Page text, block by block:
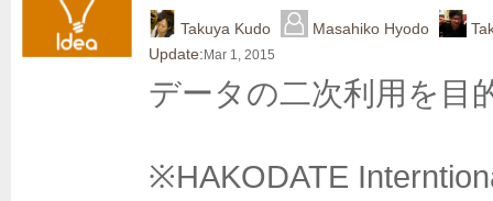
Takuya Kudo Masahiko Hyodo
Update: Mar 1, 2015
データの二次利用を目
※HAKODATE